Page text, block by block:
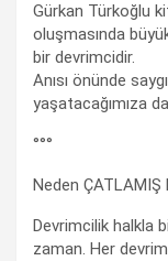
Gürkan Türkoğlu
oluşmasında
bir devrimcidir.
Anısı önünde
yaşatacağımıza
°°°
Neden ÇATLAMIŞ
Devrimcilik halkla
zaman. Her